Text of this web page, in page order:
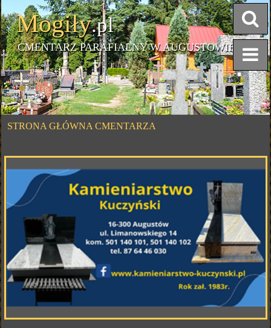
Mogiły.pl
CMENTARZ PARAFIALNY W AUGUSTOWIE
STRONA GŁÓWNA CMENTARZA